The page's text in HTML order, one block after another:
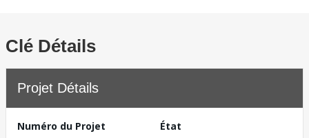
Clé Détails
Projet Détails
Numéro du Projet
État